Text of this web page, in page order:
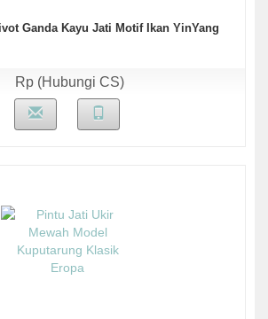
Ganda Kayu Jati Motif Ikan YinYang
Rp (Hubungi CS)